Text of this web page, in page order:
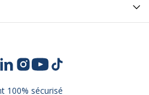
100% sécurisé